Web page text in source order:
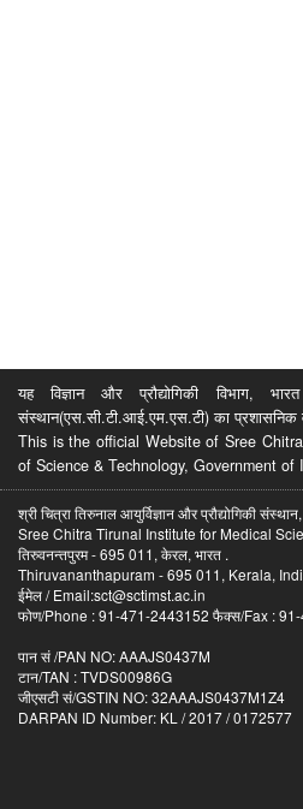
यह विज्ञान और प्रौद्योगिकी विभाग,
संस्थान(एस.सी.टी.आई.एम.एस.टी) का प्रशासनिक
This is the official Website of Sree
of Science & Technology, Government of
श्री चित्रा तिरुनाल आयुर्विज्ञान और प्रौद्योगिकी
Sree Chitra Tirunal Institute for Medical
तिरुवनन्तपुरम - 695 011, केरल, भारत .
Thiruvananthapuram - 695 011, Kerala,
ईमेल / Email:sct@sctimst.ac.in
फोण/Phone : 91-471-2443152 फैक्स/Fax :
पान सं /PAN NO: AAAJS0437M
टान/TAN : TVDS00986G
जीएसटी सं/GSTIN NO:
DARPAN ID Number: KL / 2017 / 0172577